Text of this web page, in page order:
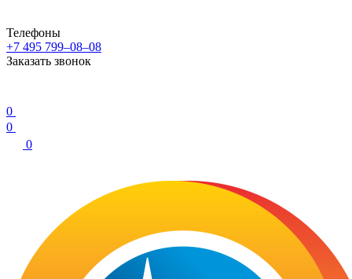
Телефоны
+7 495 799–08–08
Заказать звонок
0
0
0